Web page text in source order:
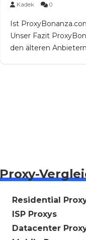
Kadek 0
Ist
Unser Fazit
den älteren
Proxy-
🇩🇪 Residential
🇩🇪 ISP Proxys
🇩🇪 Datacenter